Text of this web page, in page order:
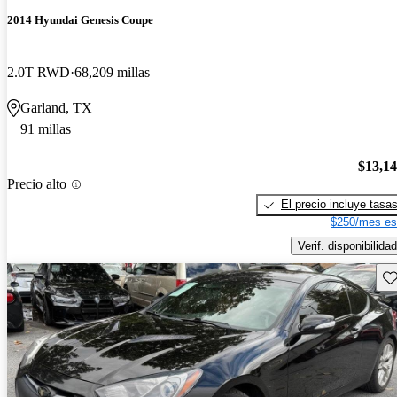
2014 Hyundai Genesis Coupe
2.0T RWD 68,209 millas
Garland, TX
91 millas
Precio alto
El precio incluye tasas
$250/mes
Verif. disponibilidad